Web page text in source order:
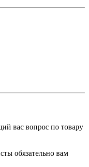
вас вопрос по товару
обязательно вам